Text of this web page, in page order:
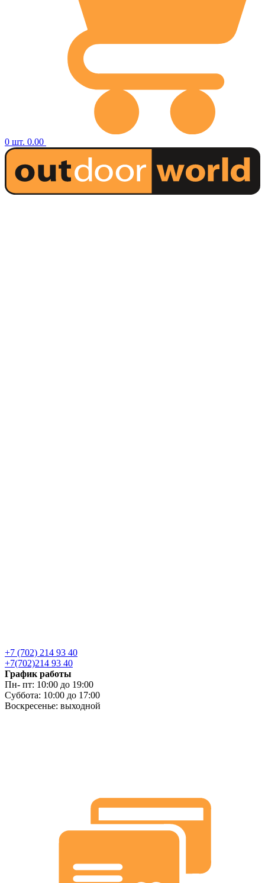
0 шт. 0.00
+7 (702) 214 93 40
+7(702)214 93 40
График работы
Пн- пт: 10:00 до 19:00
Суббота: 10:00 до 17:00
Воскресенье: выходной